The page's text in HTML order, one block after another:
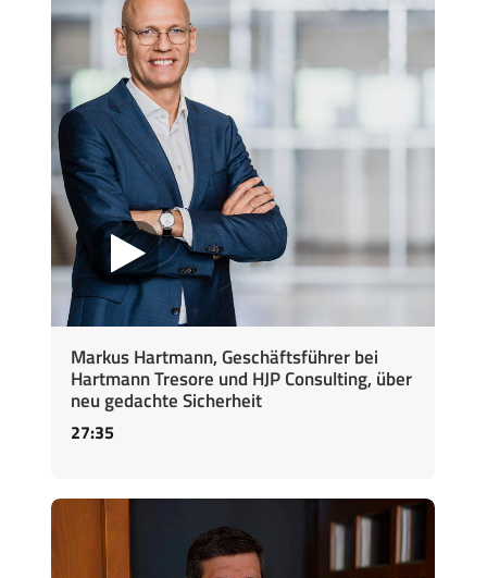
Markus Hartmann, Geschäftsführer bei
Hartmann Tresore und HJP Consulting, über
neu gedachte Sicherheit
27:35